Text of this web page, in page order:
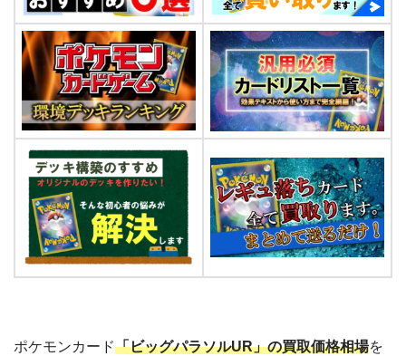
ポケモンカード「ビッグパラソルUR」の買取価格相場を